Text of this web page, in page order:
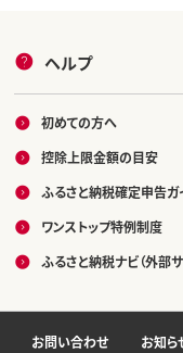
ヘルプ
初めての方へ
控除上限金額の目安
ふるさと納税確定申告ガ
ワンストップ特例制度
ふるさと納税ナビ（外部サ
お問い合わせ お知ら